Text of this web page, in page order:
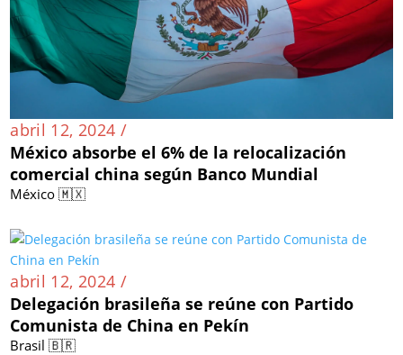
abril 12, 2024 /
México absorbe el 6% de la relocalización
comercial china según Banco Mundial
México 🇲🇽
abril 12, 2024 /
Delegación brasileña se reúne con Partido
Comunista de China en Pekín
Brasil 🇧🇷